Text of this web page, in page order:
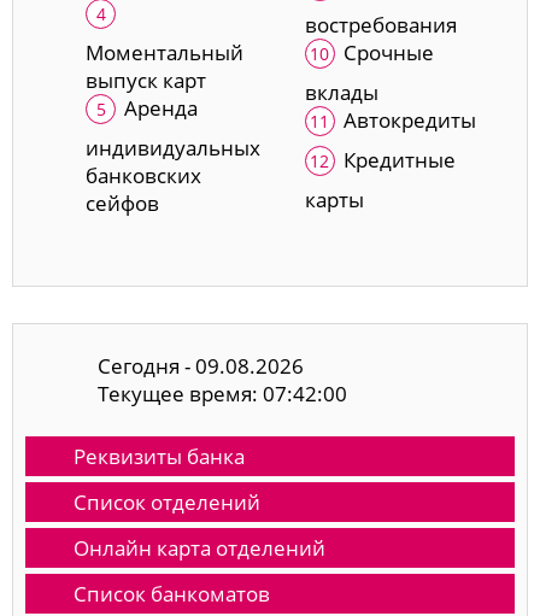
Моментальный
выпуск карт
Аренда
индивидуальных
банковских
сейфов
востребования
Срочные
вклады
Автокредиты
Кредитные
карты
Сегодня - 09.08.2026
Текущее время: 07:42:01
Реквизиты банка
Список отделений
Онлайн карта отделений
Список банкоматов